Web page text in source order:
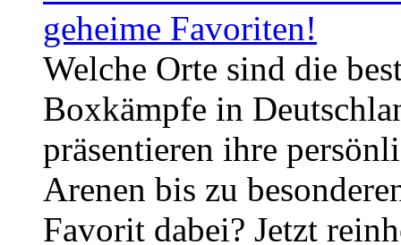
geheime Favoriten!
Welche Orte sind die
Boxkämpfe in
präsentieren ihre
Arenen bis zu
Favorit dabei? Jetzt